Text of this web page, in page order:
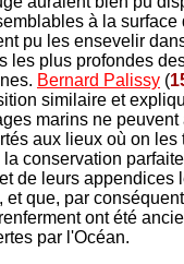
à la surface
pu les ensevelir
les plus profondes
Bernard Palissy (
similaire et
marins ne peuvent
aux lieux où on les
la conservation
de leurs appendices
et que, par
ont été
par l'Océan.